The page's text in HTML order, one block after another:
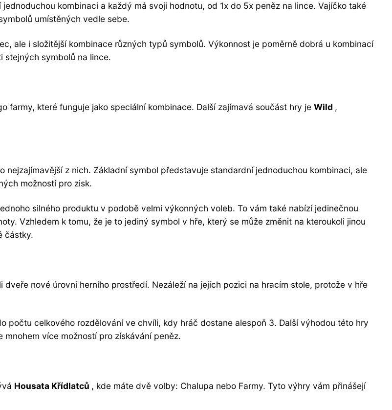
jednoduchou kombinaci a každý má svoji hodnotu, od 1x do 5x peněz na lince. Vajíčko také
umístěných vedle sebe.
ale i složitější kombinace různých typů symbolů. Výkonnost je poměrně dobrá u kombinací
stejných symbolů na lince.
farmy, které funguje jako speciální kombinace. Další zajímavá součást hry je Wild ,
z nich. Základní symbol představuje standardní jednoduchou kombinaci, ale
možností pro zisk.
silného produktu v podobě velmi výkonných voleb. To vám také nabízí jedinečnou
Vzhledem k tomu, že je to jediný symbol v hře, který se může změnit na kteroukoli jinou
částky.
nové úrovni herního prostředí. Nezáleží na jejich pozici na hracím stole, protože v hře
počtu celkového rozdělování ve chvíli, kdy hráč dostane alespoň 3. Další výhodou této hry
více možností pro získávání peněz.
Housata Křídlatců , kde máte dvě volby: Chalupa nebo Farmy. Tyto výhry vám přinášejí